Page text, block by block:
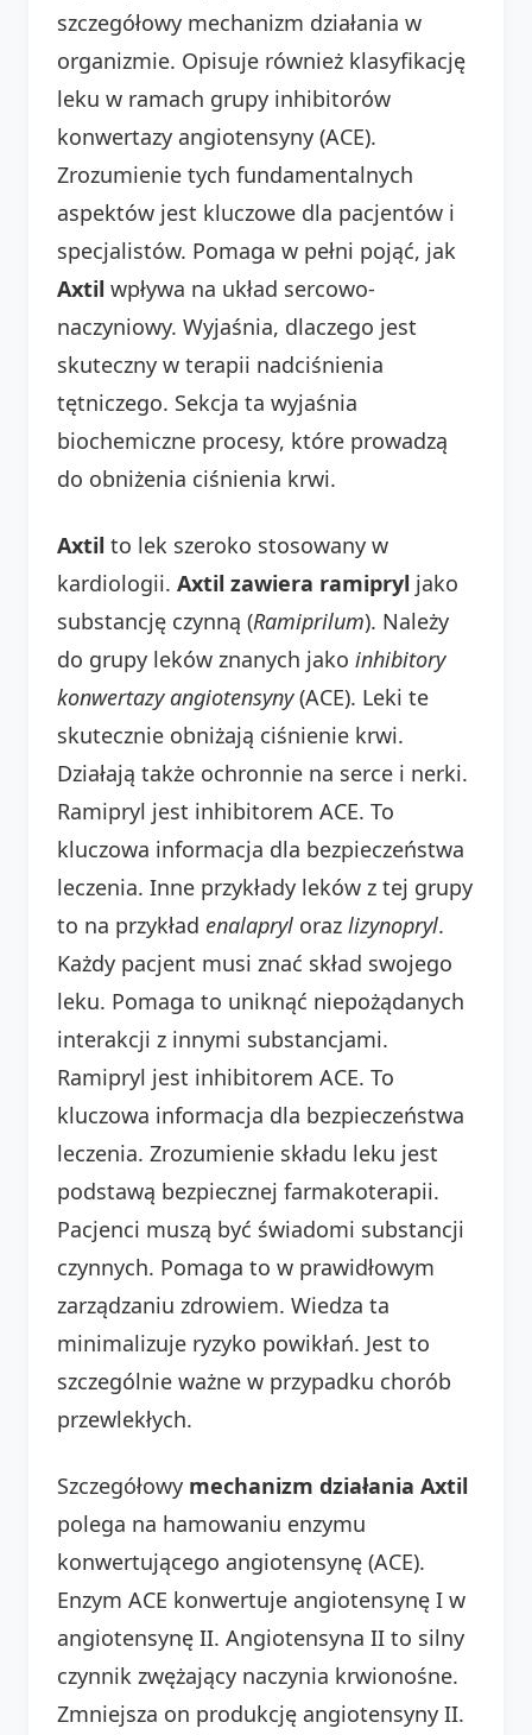
szczegółowy mechanizm działania w
organizmie. Opisuje również klasyfikację
leku w ramach grupy inhibitorów
konwertazy angiotensyny (ACE).
Zrozumienie tych fundamentalnych
aspektów jest kluczowe dla pacjentów i
specjalistów. Pomaga w pełni pojąć, jak
Axtil wpływa na układ sercowo-
naczyniowy. Wyjaśnia, dlaczego jest
skuteczny w terapii nadciśnienia
tętniczego. Sekcja ta wyjaśnia
biochemiczne procesy, które prowadzą
do obniżenia ciśnienia krwi.
Axtil to lek szeroko stosowany w
kardiologii. Axtil zawiera ramipryl jako
substancję czynną (Ramiprilum). Należy
do grupy leków znanych jako inhibitory
konwertazy angiotensyny(ACE). Leki te
skutecznie obniżają ciśnienie krwi.
Działają także ochronnie na serce i nerki.
Ramipryl jest inhibitorem ACE. To
kluczowa informacja dla bezpieczeństwa
leczenia. Inne przykłady leków z tej grupy
to na przykład enalapryl oraz lizynopryl.
Każdy pacjent musi znać skład swojego
leku. Pomaga to uniknąć niepożądanych
interakcji z innymi substancjami.
Ramipryl jest inhibitorem ACE. To
kluczowa informacja dla bezpieczeństwa
leczenia. Zrozumienie składu leku jest
podstawą bezpiecznej farmakoterapii.
Pacjenci muszą być świadomi substancji
czynnych. Pomaga to w prawidłowym
zarządzaniu zdrowiem. Wiedza ta
minimalizuje ryzyko powikłań. Jest to
szczególnie ważne w przypadku chorób
przewlekłych.
Szczegółowy mechanizm działania Axtil
polega na hamowaniu enzymu
konwertującego angiotensynę (ACE).
Enzym ACE konwertuje angiotensynę I w
angiotensynę II. Angiotensyna II to silny
czynnik zwężający naczynia krwionośne.
Zmniejsza on produkcję angiotensyny II.